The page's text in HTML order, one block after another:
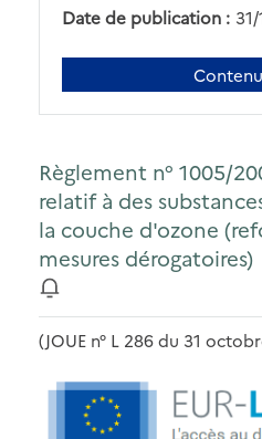
Date de publication :
Règlement n° 1005/
relatif à des
la couche d'ozone
mesures dérogatoires)
(JOUE n° L 286 du 31